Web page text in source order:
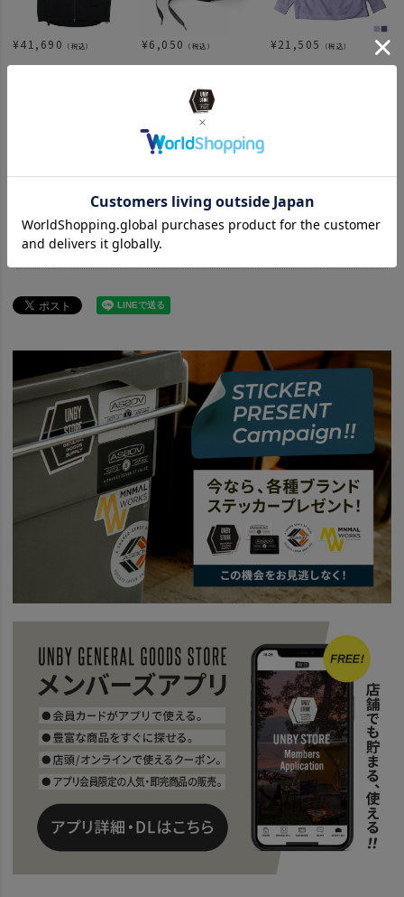
¥41,690 （税込） ¥6,050 （税込） ¥21,505 （税込）
（税込） ¥22,165（税込） ¥15,400
関連カテゴリ
ITEM アパレル アウター
アウトドア・キャンプ用品 アウトドアアパレル
BRAND wfeld
BRAND wfeld wfeld26ｓｓ
news AS2OV Wfeld PRESENTS UNBY NEW YEAR SESSION